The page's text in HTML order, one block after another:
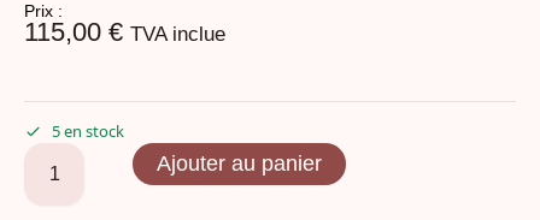
Prix :
115,00 € TVA inclue
5 en stock
Ajouter au panier